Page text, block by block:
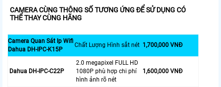
CAMERA CÙNG THÔNG SỐ TƯƠNG ỨNG ĐỂ SỬ DỤNG CÓ
THỂ THAY CÙNG HÃNG
Camera Quan Sát Ip Wifi
Dahua DH-IPC-K15P
Chất Lượng Hình sắt nét 1,700,000 VNĐ
Dahua DH-IPC-C22P
2.0 megapixel FULL HD
1080P phù hợp chi phí
hình ảnh rõ nét
1,600,000 VNĐ